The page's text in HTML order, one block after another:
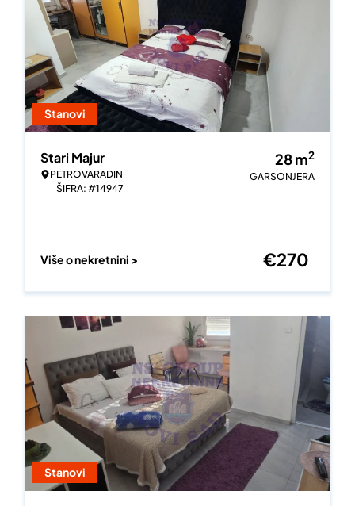
Stanovi
Stari Majur
PETROVARADIN
ŠIFRA: #14947
28m2
GARSONJERA
Više o nekretnini > €270
Stanovi